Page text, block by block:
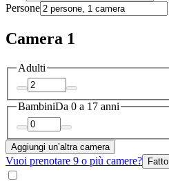
Persone
Camera 1
Adulti
BambiniDa 0 a 17 anni
Aggiungi un’altra camera
Vuoi prenotare 9 o più camere? Fatto